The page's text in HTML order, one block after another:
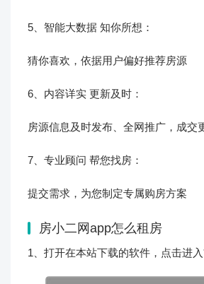
5、智能大数据 知你所想：
猜你喜欢，依据用户偏好推荐房源
6、内容详实 更新及时：
房源信息及时发布、全网推广，成交
7、专业顾问 帮您找房：
提交需求，为您制定专属购房方案
房小二网app怎么租房
1、打开在本站下载的软件，点击进